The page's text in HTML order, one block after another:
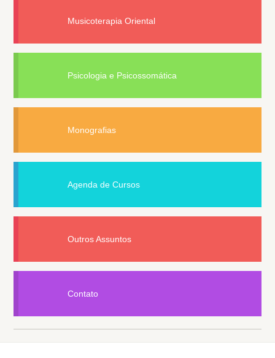
Musicoterapia Oriental
Psicologia e Psicossomática
Monografias
Agenda de Cursos
Outros Assuntos
Contato